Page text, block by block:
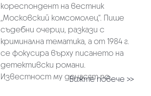
кореспондент на вестник
„Московский комсомолец“. Пише
съдебни очерци, разкази с
криминална тематика, а от 1984 г.
се фокусира върху писането на
детективски романи.
Известност му донасят по...
Вижте повече >>